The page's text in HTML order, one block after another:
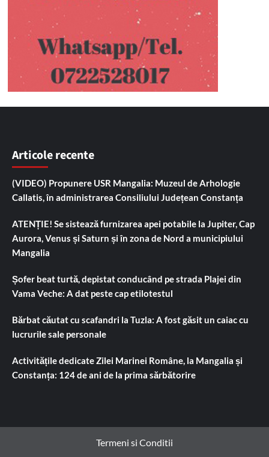
Articole recente
(VIDEO) Propunere USR Mangalia: Muzeul de Arhologie
Callatis, în administrarea Consiliului Județean Constanța
ATENȚIE! Se sistează furnizarea apei potabile la Jupiter, Cap
Aurora, Venus și Saturn și în zona de Nord a municipiului
Mangalia
Șofer beat turtă, depistat conducând pe strada Plajei din
Vama Veche: A dat peste cap etilotestul
Bărbat căutat cu scafandri la Tuzla: A fost găsit un caiac cu
lucrurile sale personale
Activitățile dedicate Zilei Marinei Române, la Mangalia și
Constanța: 124 de ani de la prima sărbătorire
Termeni si Conditii